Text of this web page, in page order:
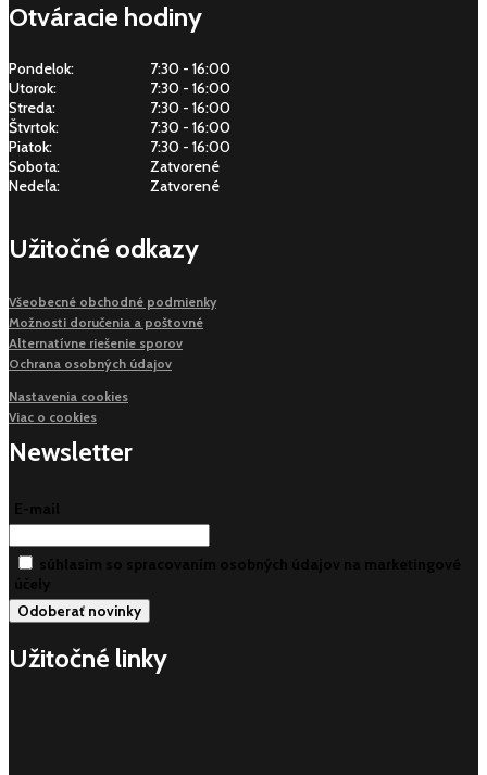
Otváracie hodiny
Pondelok:
7:30 - 16:00
Utorok:
7:30 - 16:00
Streda:
7:30 - 16:00
Štvrtok:
7:30 - 16:00
Piatok:
7:30 - 16:00
Sobota:
Zatvorené
Nedeľa:
Zatvorené
Užitočné odkazy
Všeobecné obchodné podmienky
Možnosti doručenia a poštovné
Alternatívne riešenie sporov
Ochrana osobných údajov
Nastavenia cookies
Viac o cookies
Newsletter
E-mail
súhlasim so spracovaním osobných údajov na marketingové
účely
Užitočné linky